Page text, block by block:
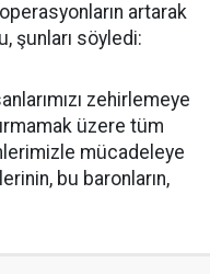
artarak
şunları söyledi:
zehirlemeye
üzere tüm
mücadeleye
bu baronların,